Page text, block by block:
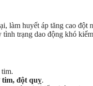
làm huyết áp tăng cao đột
trạng dao động khó
tim, đột quỵ.